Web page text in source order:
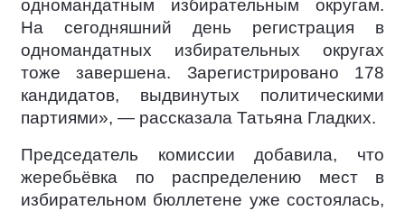
одномандатным избирательным округам.
На сегодняшний день регистрация в
одномандатных избирательных округах
тоже завершена. Зарегистрировано 178
кандидатов, выдвинутых политическими
партиями», — рассказала Татьяна Гладких.
Председатель комиссии добавила, что
жеребьёвка по распределению мест в
избирательном бюллетене уже состоялась,